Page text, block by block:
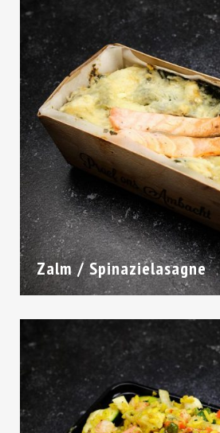
Zalm / Spinazielasagne